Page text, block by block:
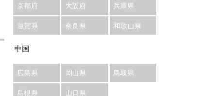
京都府 大阪府 兵庫県
滋賀県 奈良県 和歌山県
中国
広島県 岡山県 鳥取県
島根県 山口県